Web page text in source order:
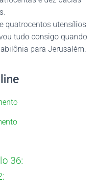
quatrocentos utensílios
tudo consigo quando
para Jerusalém.
36: